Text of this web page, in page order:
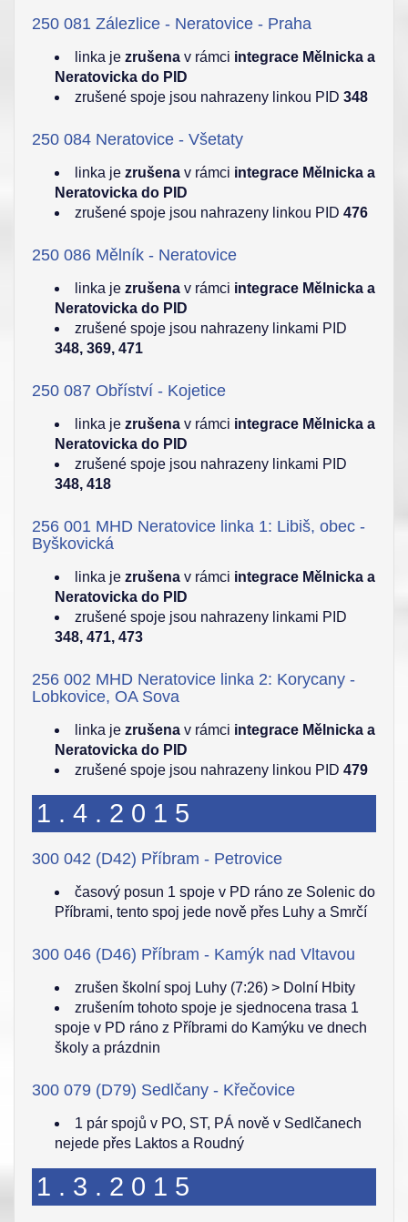
250 081 Zálezlice - Neratovice - Praha
linka je zrušena v rámci integrace Mělnicka a
Neratovicka do PID
zrušené spoje jsou nahrazeny linkou PID 348
250 084 Neratovice - Všetaty
linka je zrušena v rámci integrace Mělnicka a
Neratovicka do PID
zrušené spoje jsou nahrazeny linkou PID 476
250 086 Mělník - Neratovice
linka je zrušena v rámci integrace Mělnicka a
Neratovicka do PID
zrušené spoje jsou nahrazeny linkami PID
348, 369, 471
250 087 Obříství - Kojetice
linka je zrušena v rámci integrace Mělnicka a
Neratovicka do PID
zrušené spoje jsou nahrazeny linkami PID
348, 418
256 001 MHD Neratovice linka 1: Libiš, obec -
Byškovická
linka je zrušena v rámci integrace Mělnicka a
Neratovicka do PID
zrušené spoje jsou nahrazeny linkami PID
348, 471, 473
256 002 MHD Neratovice linka 2: Korycany -
Lobkovice, OA Sova
linka je zrušena v rámci integrace Mělnicka a
Neratovicka do PID
zrušené spoje jsou nahrazeny linkou PID 479
1.4.2015
300 042 (D42) Příbram - Petrovice
časový posun 1 spoje v PD ráno ze Solenic do
Příbrami, tento spoj jede nově přes Luhy a Smrčí
300 046 (D46) Příbram - Kamýk nad Vltavou
zrušen školní spoj Luhy (7:26) > Dolní Hbity
zrušením tohoto spoje je sjednocena trasa 1
spoje v PD ráno z Příbrami do Kamýku ve dnech
školy a prázdnin
300 079 (D79) Sedlčany - Křečovice
1 pár spojů v PO, ST, PÁ nově v Sedlčanech
nejede přes Laktos a Roudný
1.3.2015